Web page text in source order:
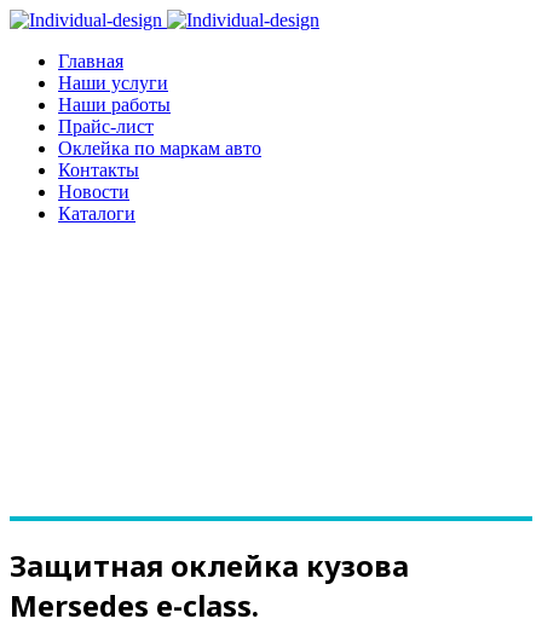
Главная
Наши услуги
Наши работы
Прайс-лист
Оклейка по маркам авто
Контакты
Новости
Каталоги
Защитная оклейка кузова
Mersedes e-class.